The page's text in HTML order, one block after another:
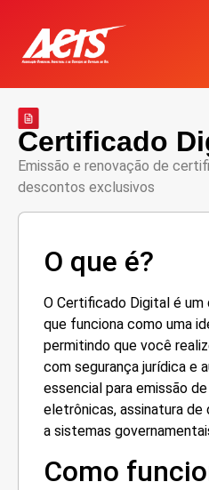
Certificado
Emissão e renovação de
descontos exclusivos
O que é?
O Certificado Digital é
que funciona como uma
permitindo que você
com segurança jurídica e
essencial para emissão
eletrônicas, assinatura
a sistemas
Como